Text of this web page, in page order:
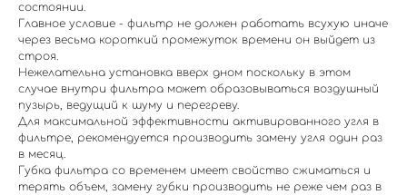
состоянии.
Главное условие - фильтр не должен работать всухую иначе
через весьма короткий промежуток времени он выйдет из
строя.
Нежелательна установка вверх дном поскольку в этом
случае внутри фильтра может образовываться воздушный
пузырь, ведущий к шуму и перегреву.
Для максимальной эффективности активированного угля в
фильтре, рекомендуется производить замену угля один раз
в месяц.
Губка фильтра со временем имеет свойство сжиматься и
терять объем, замену губки производить не реже чем раз в